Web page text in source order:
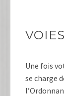
Une fois
se charge